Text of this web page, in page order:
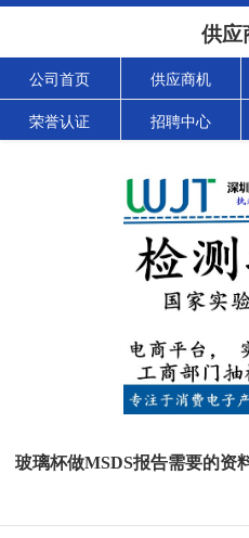
供应
公司首页 供应商机
荣誉认证 招聘中心
玻璃杯做MSDS报告需要的资